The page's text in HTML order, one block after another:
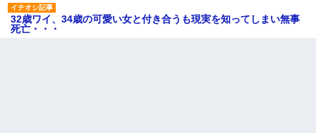
32歳ワイ、34歳の可愛い女と付き合うも現実を知ってしまい無事
死亡・・・